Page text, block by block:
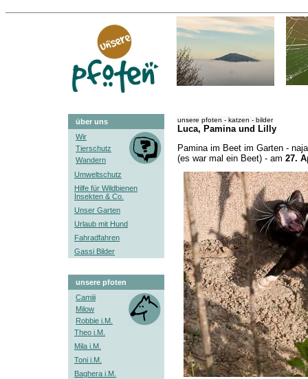
über uns
Wir
Tierschutz
Wandern
Umweltschutz
Hilfe für Wildbienen
Insekten & Co.
Unser Garten
Urlaub mit Hund
Fahradfahren
Gassi Bilder
unsere pfoten
Camiii
Milow
Robbie i.M.
Theo i.M.
Mila i.M.
Toni i.M.
Baghera i.M.
unsere pfoten - katzen - bilder
Luca, Pamina und Lilly
Pamina im Beet im Garten -
(es war mal ein Beet) - am 27.